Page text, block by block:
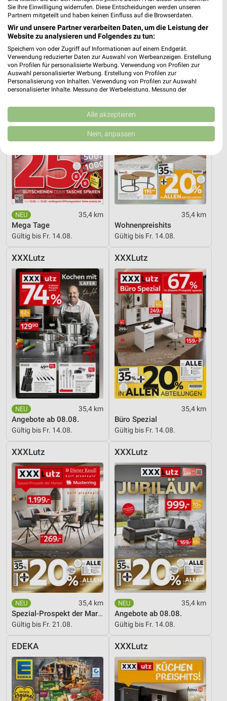
Angebote ab 03.08.
Noch heute gültig
Angebote ab 03.08.
Noch heute gültig
XXXLutz
35,4 km
Mega Tage
Gültig bis Fr. 14.08.
XXXLutz
35,4 km
Wohnenpreishits
Gültig bis Fr. 14.08.
XXXLutz
35,4 km
Angebote ab 08.08.
Gültig bis Fr. 14.08.
XXXLutz
35,4 km
Büro Spezial
Gültig bis Fr. 14.08.
XXXLutz
35,4 km
Spezial-Prospekt der Marken
Gültig bis Fr. 21.08.
XXXLutz
35,4 km
Angebote ab 08.08.
Gültig bis Fr. 14.08.
EDEKA XXXLutz
Sie Ihre Einwilligung widerrufen. Diese Entscheidungen werden unseren
Partnern mitgeteilt und haben keinen Einfluss auf die Browserdaten.
Wir und unsere Partner verarbeiten Daten, um die Leistung der
Website zu analysieren und Folgendes zu tun:
Speichern von oder Zugriff auf Informationen auf einem Endgerät.
Verwendung reduzierter Daten zur Auswahl von Werbeanzeigen. Erstellung
von Profilen für personalisierte Werbung. Verwendung von Profilen zur
Auswahl personalisierter Werbung. Erstellung von Profilen zur
Personalisierung von Inhalten. Verwendung von Profilen zur Auswahl
personalisierter Inhalte. Messung der Werbeleistung. Messung der
Kombinationen von Daten aus verschiedenen Quellen. Entwicklung und
Verbesserung der Angebote. Verwendung reduzierter Daten zur Auswahl
von Inhalten.
Daten können außerhalb der Europäischen Union weitergegeben und in die
USA gesendet werden.
Website/App.
Partnerliste anzeigen (1 IAB-Anbieter)
Wir nutzen Ihre Daten für folgende Zwecke:
IAB-Verarbeitungszwecke:
Speichern von oder Zugriff auf Informationen
auf einem Endgerät
Verwendung reduzierter Daten zur Auswahl von
Erstellung von Profilen für personalisierte
Werbung
Verwendung von Profilen zur Auswahl
personalisierter Werbung
Erstellung von Profilen zur Personalisierung
von Inhalten
Verwendung von Profilen zur Auswahl
personalisierter Inhalte
Messung der Werbeleistung
Messung der Performance von Inhalten
Analyse von Zielgruppen durch Statistiken oder
Quellen
Entwicklung und Verbesserung der Angebote
Verwendung reduzierter Daten zur Auswahl von
Inhalten
IAB-Besonderheiten:
Verwendung genauer Standortdaten
Geräte anhand von aktiv angeforderten
Informationen identifizieren
Nicht-IAB-Verarbeitungszwecke:
Notwendig
Performance
Werbung
Alle akzeptieren
Nein, anpassen